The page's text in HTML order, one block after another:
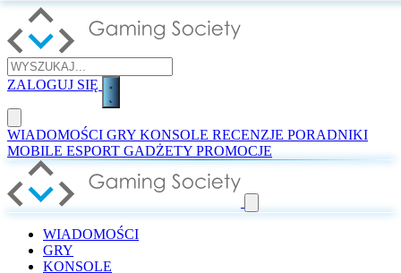
ZALOGUJ SIĘ
WIADOMOŚCI GRY KONSOLE RECENZJE PORADNIKI
MOBILE ESPORT GADŻETY PROMOCJE
WIADOMOŚCI
GRY
KONSOLE